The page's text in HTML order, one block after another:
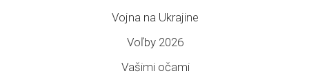
Vojna na Ukrajine
Voľby 2026
Vašimi očami